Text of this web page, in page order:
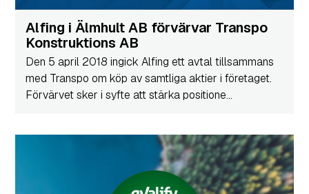
Alfing i Älmhult AB förvärvar Transpo
Konstruktions AB
Den 5 april 2018 ingick Alfing ett avtal tillsammans
med Transpo om köp av samtliga aktier i företaget.
Förvärvet sker i syfte att stärka positione...